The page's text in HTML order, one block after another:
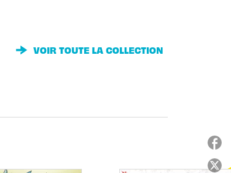
VOIR TOUTE LA COLLECTION